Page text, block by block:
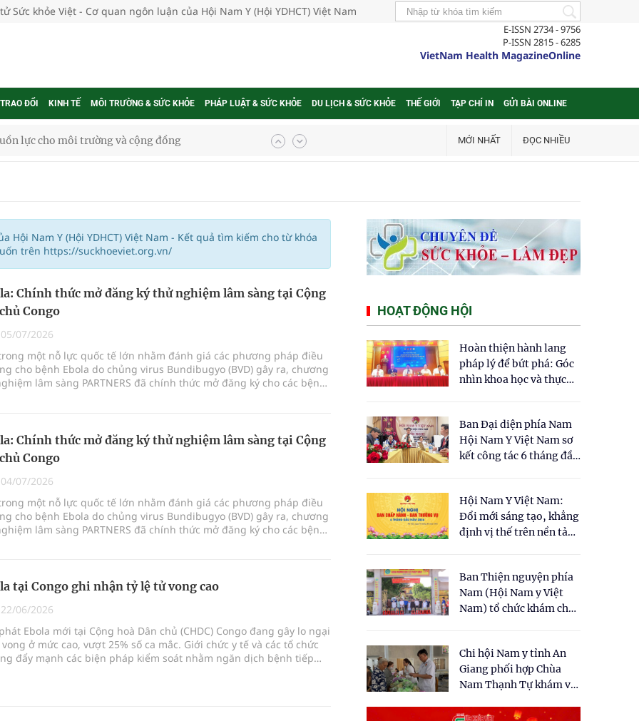
Sức khỏe Việt - Cơ quan ngôn luận của Hội Nam Y (Hội YDHCT) Việt Nam
E-ISSN 2734 - 9756
P-ISSN 2815 - 6285
VietNam Health MagazineOnline
ĐỔI KINH TẾ MÔI TRƯỜNG & SỨC KHỎE PHÁP LUẬT & SỨC KHỎE DU LỊCH & SỨC KHỎE THẾ GIỚI TẠP CHÍ IN GỬI BÀI ONLINE
lực cho môi trường và cộng đồng
riêng 2026
vực cấp cứu, điều trị đột quỵ
lại khai thác vào ngày 19/8
tăng cường chống hàng giả và gian lận thương
rải rác.
hai cấp trong quản lý hoạt động nha khoa,
MỚI NHẤT ĐỌC NHIỀU
Hội Nam Y (Hội YDHCT) Việt Nam - Kết quả tìm kiếm cho từ khóa
trên https://suckhoeviet.org.vn/
Chính thức mở đăng ký thử nghiệm lâm sàng tại Cộng
Congo
05/07/2026
một nỗ lực quốc tế lớn nhằm đánh giá các phương pháp điều
cho bệnh Ebola do chủng virus Bundibugyo (BVD) gây ra, chương
lâm sàng PARTNERS đã chính thức mở đăng ký cho các bệnh
Chính thức mở đăng ký thử nghiệm lâm sàng tại Cộng
Congo
04/07/2026
một nỗ lực quốc tế lớn nhằm đánh giá các phương pháp điều
cho bệnh Ebola do chủng virus Bundibugyo (BVD) gây ra, chương
lâm sàng PARTNERS đã chính thức mở đăng ký cho các bệnh
tại Congo ghi nhận tỷ lệ tử vong cao
22/06/2026
Ebola mới tại Cộng hoà Dân chủ (CHDC) Congo đang gây lo ngại
ở mức cao, vượt 25% số ca mắc. Giới chức y tế và các tổ chức
đẩy mạnh các biện pháp kiểm soát nhằm ngăn dịch bệnh tiếp
HOẠT ĐỘNG HỘI
Hoàn thiện hành lang
pháp lý để bứt phá: Góc
nhìn khoa học và thực
cho Luật Y dược cổ
truyền Việt Nam"
Ban Đại diện phía Nam
Hội Nam Y Việt Nam sơ
kết công tác 6 tháng đầu
Hội Nam Y Việt Nam:
Đổi mới sáng tạo, khẳng
định vị thế trên nền tảng
Ban Thiện nguyện phía
Nam (Hội Nam y Việt
Nam) tổ chức khám chữa
dân tại xã Tân Tập
Chi hội Nam y tỉnh An
Giang phối hợp Chùa
Nam Thạnh Tự khám và
nhân dân